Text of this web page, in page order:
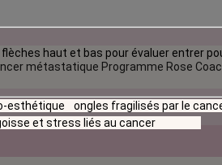
métastatique Programme Rose
haut et bas pour évaluer entrer
esthétique ongles fragilisés par le
et stress liés au cancer